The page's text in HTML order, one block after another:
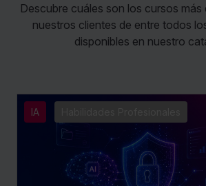
Descubre cuáles son los cursos
nuestros clientes de entre todos
disponibles en nuestro
IA